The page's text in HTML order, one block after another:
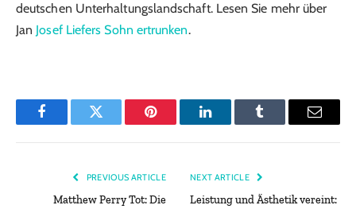
deutschen Unterhaltungslandschaft. Lesen Sie mehr über
Jan Josef Liefers Sohn ertrunken.
FacebookTwitter Pinterest LinkedInTumblr Email
PREVIOUS ARTICLE
Matthew Perry Tot: Die
NEXT ARTICLE
Leistung und Ästhetik vereint: